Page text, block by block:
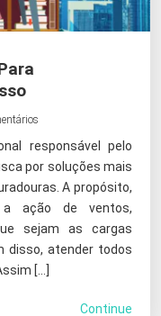
responsável pelo
por soluções mais
A propósito,
ação de ventos,
sejam as cargas
disso, atender todos
[…]
Continue